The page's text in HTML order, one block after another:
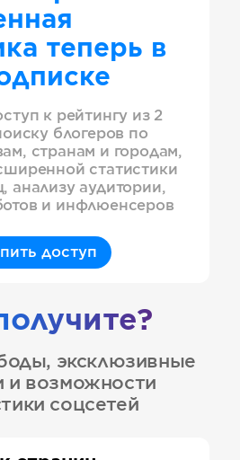
теперь в
к рейтингу из 2
блогеров по
странам и городам,
статистики
анализу аудитории,
и инфлюенсеров
доступ
эксклюзивные
и возможности
соцсетей